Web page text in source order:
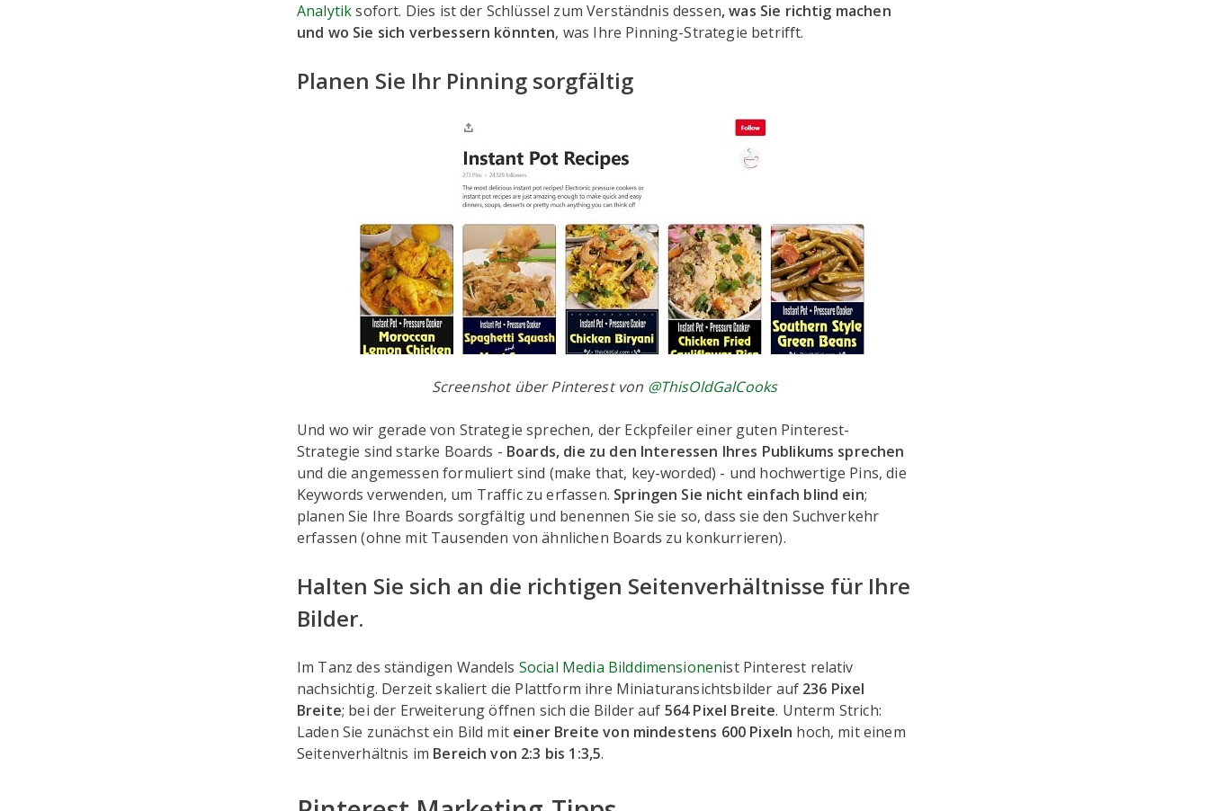
Analytiksofort. Dies ist der Schlüssel zum Verständnis dessen, was Sie richtig machen
und wo Sie sich verbessern könnten, was Ihre Pinning-Strategie betrifft.
Planen Sie Ihr Pinning sorgfältig
Screenshot über Pinterest von @ThisOldGalCooks
Und wo wir gerade von Strategie sprechen, der Eckpfeiler einer guten Pinterest-
Strategie sind starke Boards - Boards, die zu den Interessen Ihres Publikums sprechen
und die angemessen formuliert sind (make that, key-worded) - und hochwertige Pins, die
Keywords verwenden, um Traffic zu erfassen. Springen Sie nicht einfach blind ein;
planen Sie Ihre Boards sorgfältig und benennen Sie sie so, dass sie den Suchverkehr
erfassen (ohne mit Tausenden von ähnlichen Boards zu konkurrieren).
Halten Sie sich an die richtigen Seitenverhältnisse für Ihre
Bilder.
Im Tanz des ständigen Wandels Social Media Bilddimensionenist Pinterest relativ
nachsichtig. Derzeit skaliert die Plattform ihre Miniaturansichtsbilder auf 236 Pixel
Breite; bei der Erweiterung öffnen sich die Bilder auf 564 Pixel Breite. Unterm Strich:
Laden Sie zunächst ein Bild mit einer Breite von mindestens 600 Pixeln hoch, mit einem
Seitenverhältnis im Bereich von 2:3 bis 1:3,5.